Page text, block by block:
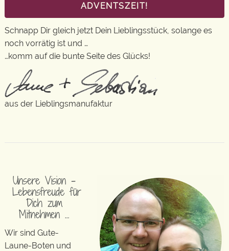
ADVENTSZEIT!
Schnapp Dir gleich jetzt Dein Lieblingsstück, solange es
noch vorrätig ist und …
…komm auf die bunte Seite des Glücks!
aus der Lieblingsmanufaktur
Unsere Vision –
Lebensfreude für
Dich zum
Mitnehmen …
Wir sind Gute-
Laune-Boten und